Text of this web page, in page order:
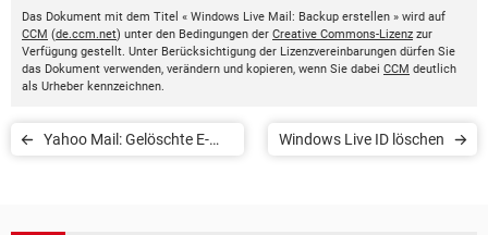
Das Dokument mit dem Titel « Windows Live Mail: Backup erstellen » wird auf
CCM (de.ccm.net) unter den Bedingungen der Creative Commons-Lizenz zur
Verfügung gestellt. Unter Berücksichtigung der Lizenzvereinbarungen dürfen Sie
das Dokument verwenden, verändern und kopieren, wenn Sie dabei CCM deutlich
als Urheber kennzeichnen.
Yahoo Mail: Gelöschte E-
Windows Live ID löschen